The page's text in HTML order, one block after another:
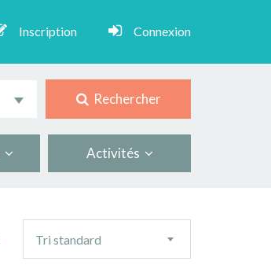
Inscription Connexion
Rechercher
Activités
tri
Tri standard